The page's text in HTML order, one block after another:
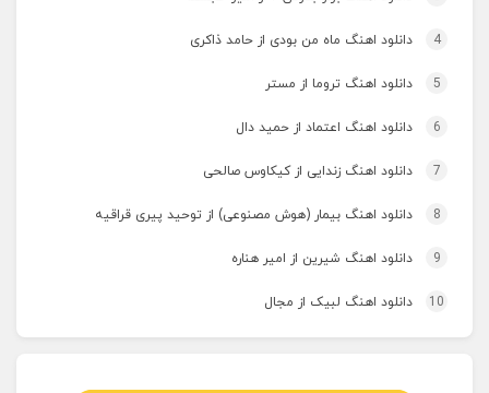
4 دانلود اهنگ ماه من بودی از حامد ذاکری
5 دانلود اهنگ تروما از مستر
6 دانلود اهنگ اعتماد از حمید دال
7 دانلود اهنگ زندایی از کیکاوس صالحی
8 دانلود اهنگ بیمار (هوش مصنوعی) از توحید پیری قراقیه
9 دانلود اهنگ شیرین از امیر هناره
10 دانلود اهنگ لبیک از مجال